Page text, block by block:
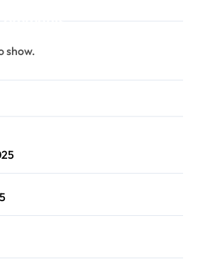
show.